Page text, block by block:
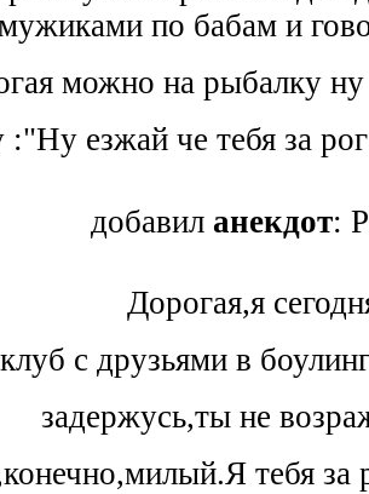
по бабам и
можно на рыбалку ну
езжай че тебя за
добавил анекдот:
Дорогая,я
с друзьями в
задержусь,ты не
тебя за